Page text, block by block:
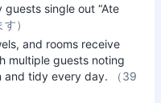
single out “Ate
）
and rooms receive
multiple guests noting
and tidy every day.
（39